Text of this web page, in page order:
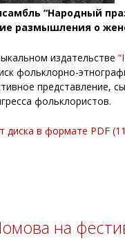
“Народный
размышления о
издательстве
фольклорно-
представление,
фольклористов.
диска в формате PDF
на